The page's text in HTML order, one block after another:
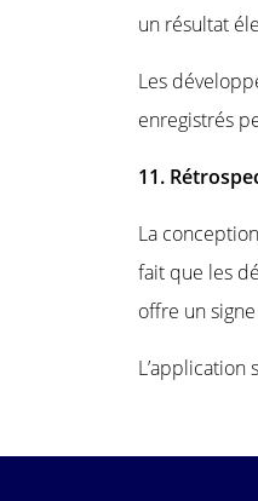
un résultat
Les
enregistrés
11.
La
fait que les
offre un